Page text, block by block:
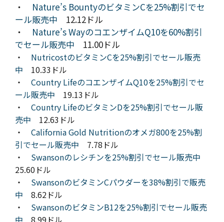
・ Nature’s BountyのビタミンCを25%割引でセ
ール販売中 12.12ドル
・ Nature’s WayのコエンザイムQ10を60%割引
でセール販売中 11.00ドル
・ NutricostのビタミンCを25%割引でセール販売
中 10.33ドル
・ Country LifeのコエンザイムQ10を25%割引でセ
ール販売中 19.13ドル
・ Country LifeのビタミンDを25%割引でセール販
売中 12.63ドル
・ California Gold Nutritionのオメガ800を25%割
引でセール販売中 7.78ドル
・ Swansonのレシチンを25%割引でセール販売中
25.60ドル
・ SwansonのビタミンCパウダーを38%割引で販売
中 8.62ドル
・ SwansonのビタミンB12を25%割引でセール販売
中 8.99ドル